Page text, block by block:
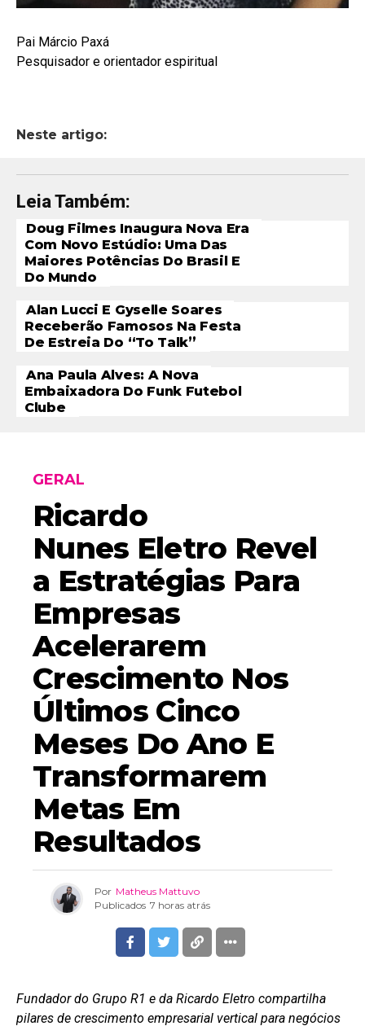
Pai Márcio Paxá
Pesquisador e orientador espiritual
Neste artigo:
Leia Também:
Doug Filmes Inaugura Nova Era
Com Novo Estúdio: Uma Das
Maiores Potências Do Brasil E
Do Mundo
Alan Lucci E Gyselle Soares
Receberão Famosos Na Festa
De Estreia Do “To Talk”
Ana Paula Alves: A Nova
Embaixadora Do Funk Futebol
Clube
GERAL
Ricardo
Nunes Eletro Revel
A Estratégias Para
Empresas
Acelerarem
Crescimento Nos
Últimos Cinco
Meses Do Ano E
Transformarem
Metas Em
Resultados
Por Matheus Mattuvo
Publicados 7 horas atrás
Fundador do Grupo R1 e da Ricardo Eletro compartilha
pilares de crescimento empresarial vertical para negócios